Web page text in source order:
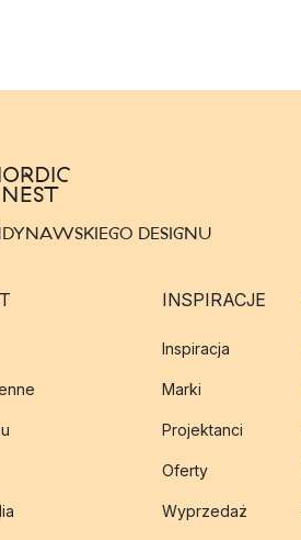
DESIGNU
INSPIRACJE
Inspiracja
Marki
Projektanci
Oferty
Wyprzedaż